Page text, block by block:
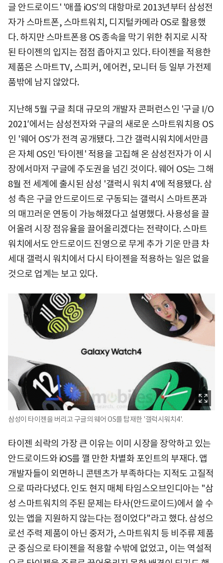
글 안드로이드' '애플 iOS'의 대항마로 2013년부터 삼성전
자가 스마트폰, 스마트워치, 디지털카메라 OS로 활용했
다. 하지만 스마트폰용 OS 종속을 막기 위한 취지로 시작
된 타이젠의 입지는 점점 좁아지고 있다. 타이젠을 적용한
제품은 스마트TV, 스피커, 에어컨, 모니터 등 일부 가전제
품밖에 남지 않았다.
지난해 5월 구글 최대 규모의 개발자 콘퍼런스인 '구글 I/O
2021′에서는 삼성전자와 구글의 새로운 스마트워치용 OS
인 '웨어 OS'가 전격 공개됐다. 그간 갤럭시워치에서만큼
은 자체 OS인 '타이젠' 적용을 고집해 온 삼성전자가 이 시
장에서마저 구글에 주도권을 넘긴 것이다. 웨어 OS는 그해
8월 전 세계에 출시된 삼성 '갤럭시 워치 4′에 적용됐다. 삼
성 측은 구글 안드로이드로 구동되는 갤럭시 스마트폰과
의 매끄러운 연동이 가능해졌다고 설명했다. 사용성을 끌
어올려 시장 점유율을 끌어올리겠다는 전략이다. 스마트
워치에서도 안드로이드 진영으로 무게 추가 기운 만큼 차
세대 갤럭시 워치에서 다시 타이젠을 적용하는 일은 없을
것으로 업계는 보고 있다.
삼성이 타이젠을 버리고 구글의 웨어 OS를 탑재한 '갤럭시워치4'.
타이젠 쇠락의 가장 큰 이유는 이미 시장을 장악하고 있는
안드로이드와 iOS를 깰 만한 차별화 포인트의 부재다. 앱
개발자들이 외면하니 콘텐츠가 부족하다는 지적도 고질적
으로 따라다녔다. 인도 현지 매체 타임스오브인디아는 "삼
성 스마트워치의 주된 문제는 타사(안드로이드)에서 쓸 수
있는 앱을 지원하지 않는다는 점이었다"라고 했다. 삼성으
로선 주력 제품이 아닌 중저가, 스마트워치 등 비주류 제품
군 중심으로 타이젠을 적용할 수밖에 없었고, 이는 역설적